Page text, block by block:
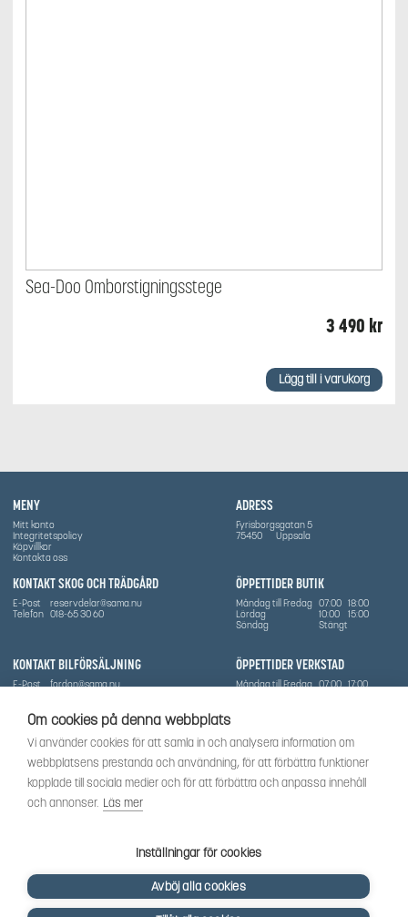
Om cookies på denna webbplats
Vi använder cookies för att samla in och analysera information om
webbplatsens prestanda och användning, för att förbättra funktioner
kopplade till sociala medier och för att förbättra och anpassa innehåll
och annonser. Läs mer
Inställningar för cookies
Avböj alla cookies
Sea-Doo Omborstigningsstege
3 490 kr
Lägg till i varukorg
MENY
Mitt konto
Integritetspolicy
Köpvillkor
Kontakta oss
ÖPPETTIDER BUTIK
Måndag till Fredag 07:00 18:00
Lördag
10:00
15:00
Söndag
Stängt
ÖPPETTIDER VERKSTAD
Måndag till Fredag 07:00 17:00
ADRESS
Fyrisborgsgatan 5
75450
Uppsala
KONTAKT SKOG OCH TRÄDGÅRD
E-Post
reservdelar@sama.nu
Telefon 018-65 30 60
KONTAKT BILFÖRSÄLJNING
E-Post
fordon@sama.nu
Vi har sedan 1970-talet levererat skog-och trädgårdsprodukter till Uppsala med omnejd. Vi
har idag även ett brett utbud av dessa produkter samt BRP:s produktsortiment, gällande
Can-Am, Sea-Doo.
Vi är certifierad serviceverkstad.
SOCIALT